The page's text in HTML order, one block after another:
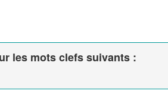
les mots clefs suivants :